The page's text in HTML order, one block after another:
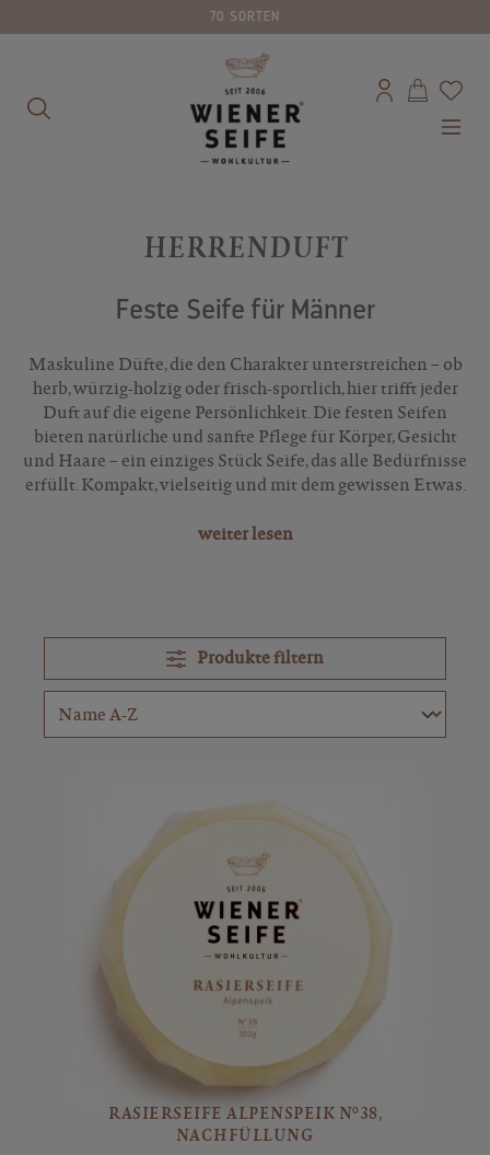
70 SORTEN
HERRENDUFT
Feste Seife für Männer
Maskuline Düfte, die den Charakter unterstreichen – ob
herb, würzig-holzig oder frisch-sportlich, hier trifft jeder
Duft auf die eigene Persönlichkeit. Die festen Seifen
bieten natürliche und sanfte Pflege für Körper, Gesicht
und Haare – ein einziges Stück Seife, das alle Bedürfnisse
erfüllt. Kompakt, vielseitig und mit dem gewissen Etwas.
weiter lesen
Produkte filtern
RASIERSEIFE ALPENSPEIK N°38,
NACHFÜLLUNG